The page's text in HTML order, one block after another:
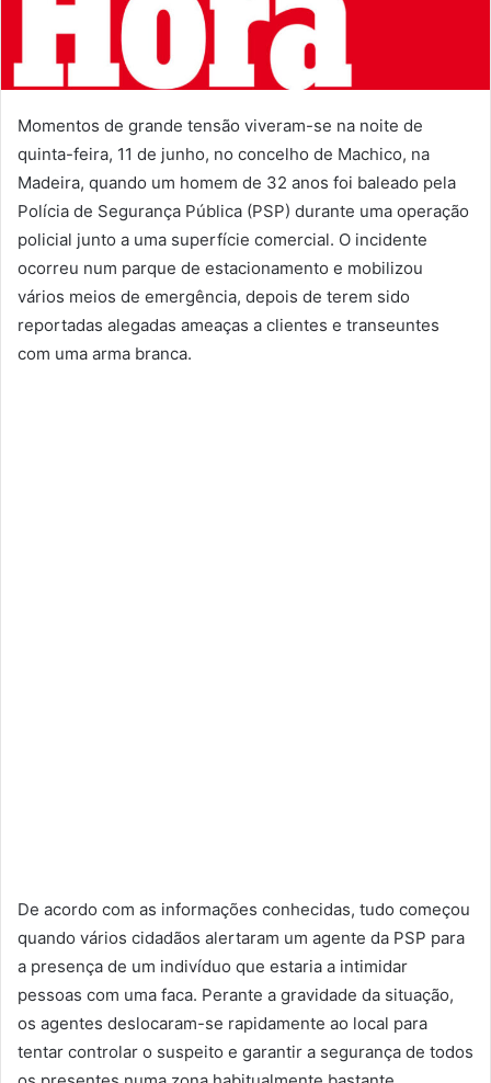
Momentos de grande tensão viveram-se na noite de
quinta-feira, 11 de junho, no concelho de Machico, na
Madeira, quando um homem de 32 anos foi baleado pela
Polícia de Segurança Pública (PSP) durante uma operação
policial junto a uma superfície comercial. O incidente
ocorreu num parque de estacionamento e mobilizou
vários meios de emergência, depois de terem sido
reportadas alegadas ameaças a clientes e transeuntes
com uma arma branca.
De acordo com as informações conhecidas, tudo começou
quando vários cidadãos alertaram um agente da PSP para
a presença de um indivíduo que estaria a intimidar
pessoas com uma faca. Perante a gravidade da situação,
os agentes deslocaram-se rapidamente ao local para
tentar controlar o suspeito e garantir a segurança de todos